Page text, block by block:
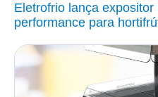
Eletrofrio lança
performance para